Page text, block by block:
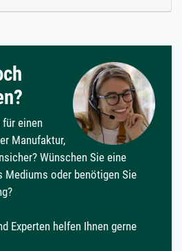
einen
Manufaktur,
Wünschen Sie eine
Mediums oder benötigen Sie
Experten helfen Ihnen gerne